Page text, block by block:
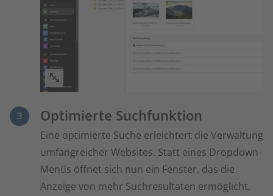
Optimierte Suchfunktion
Eine optimierte Suche erleichtert die Verwaltung
umfangreicher Websites. Statt eines Dropdown-
Menüs öffnet sich nun ein Fenster, das die
Anzeige von mehr Suchresultaten ermöglicht.